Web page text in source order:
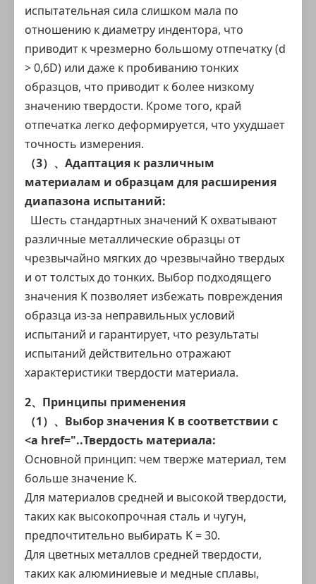
испытательная сила слишком мала по
отношению к диаметру индентора, что
приводит к чрезмерно большому отпечатку (d
> 0,6D) или даже к пробиванию тонких
образцов, что приводит к более низкому
значению твердости. Кроме того, край
отпечатка легко деформируется, что ухудшает
точность измерения.
（3）、Адаптация к различным
материалам и образцам для расширения
диапазона испытаний:
Шесть стандартных значений K охватывают
различные металлические образцы от
чрезвычайно мягких до чрезвычайно твердых
и от толстых до тонких. Выбор подходящего
значения K позволяет избежать повреждения
образца из-за неправильных условий
испытаний и гарантирует, что результаты
испытаний действительно отражают
характеристики твердости материала.
2、Принципы применения
（1）、Выбор значения K в соответствии с
<a href="..Твердость материала:
Основной принцип: чем тверже материал, тем
больше значение K.
Для материалов средней и высокой твердости,
таких как высокопрочная сталь и чугун,
предпочтительно выбирать K = 30.
Для цветных металлов средней твердости,
таких как алюминиевые и медные сплавы,